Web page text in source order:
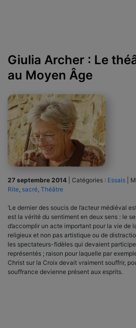
Giulia Archer : Le
au Moyen Âge
27 septembre 2014 Catégories : Essais
Rite sacré Théâtre
‘Le dernier des soucis de l’acteur médiéval
est la vérité du sentiment en deux sens : le
d’accomplir un acte important pour la vie de
religieux et non pas artistique ou de
les spectateurs-fidèles qui devaient
représentés ; raison pour laquelle par
Christ sur la Croix devait vraiment souffrir,
souffrance devienne présent aux esprits.